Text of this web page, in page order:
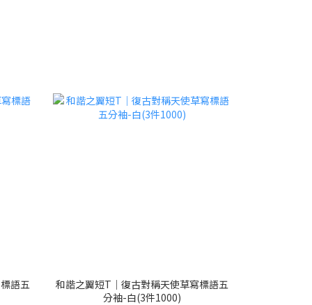
語五
和諧之翼短T｜復古對稱天使草寫標語五
分袖-白(3件1000)